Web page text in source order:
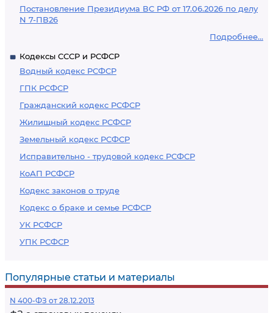
Постановление Президиума ВС РФ от 17.06.2026 по делу
N 7-ПВ26
Подробнее...
Кодексы СССР и РСФСР
Водный кодекс РСФСР
ГПК РСФСР
Гражданский кодекс РСФСР
Жилищный кодекс РСФСР
Земельный кодекс РСФСР
Исправительно - трудовой кодекс РСФСР
КоАП РСФСР
Кодекс законов о труде
Кодекс о браке и семье РСФСР
УК РСФСР
УПК РСФСР
Популярные статьи и материалы
N 400-ФЗ от 28.12.2013